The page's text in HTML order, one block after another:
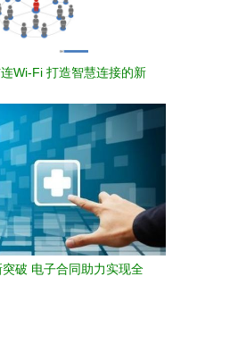
Wi-Fi 打造智慧连接的新
破 电子合同助力实现全